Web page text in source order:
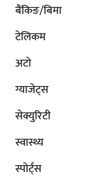
बैंकिङ/बिमा
टेलिकम
अटाे
ग्याजेट्स
सेक्युरिटी
स्वास्थ्य
स्पोर्ट्स